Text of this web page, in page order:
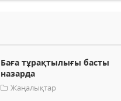
Баға тұрақтылығы басты
назарда
Жаңалықтар